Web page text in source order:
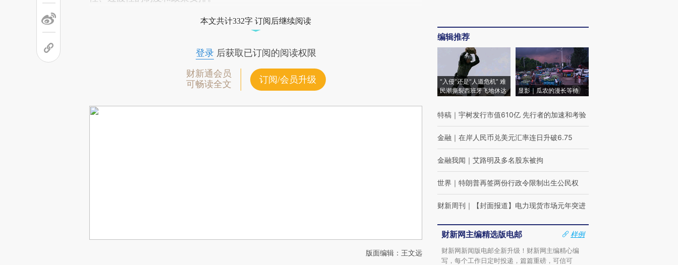
本文共计332字 订阅后继续阅读
登录后获取已订阅的阅读权限
财新通会员
可畅读全文
订阅/会员升级
版面编辑：王文远
编辑推荐
“入侵”还是“人道危机” 难
民潮撕裂西班牙飞地休达
显影｜瓜农的漫长等待
特稿 ｜ 宇树发行市值610亿 先行者的加速和考验
金融 ｜ 在岸人民币兑美元汇率连日升破6.75
金融我闻 ｜ 艾路明及多名股东被拘
世界 ｜ 特朗普再签两份行政令限制出生公民权
财新周刊 ｜ 【封面报道】电力现货市场元年突进
财新网主编精选版电邮
样例
财新网新闻版电邮全新升级！财新网主编精心编
写，每个工作日定时投递，篇篇重磅，可信可